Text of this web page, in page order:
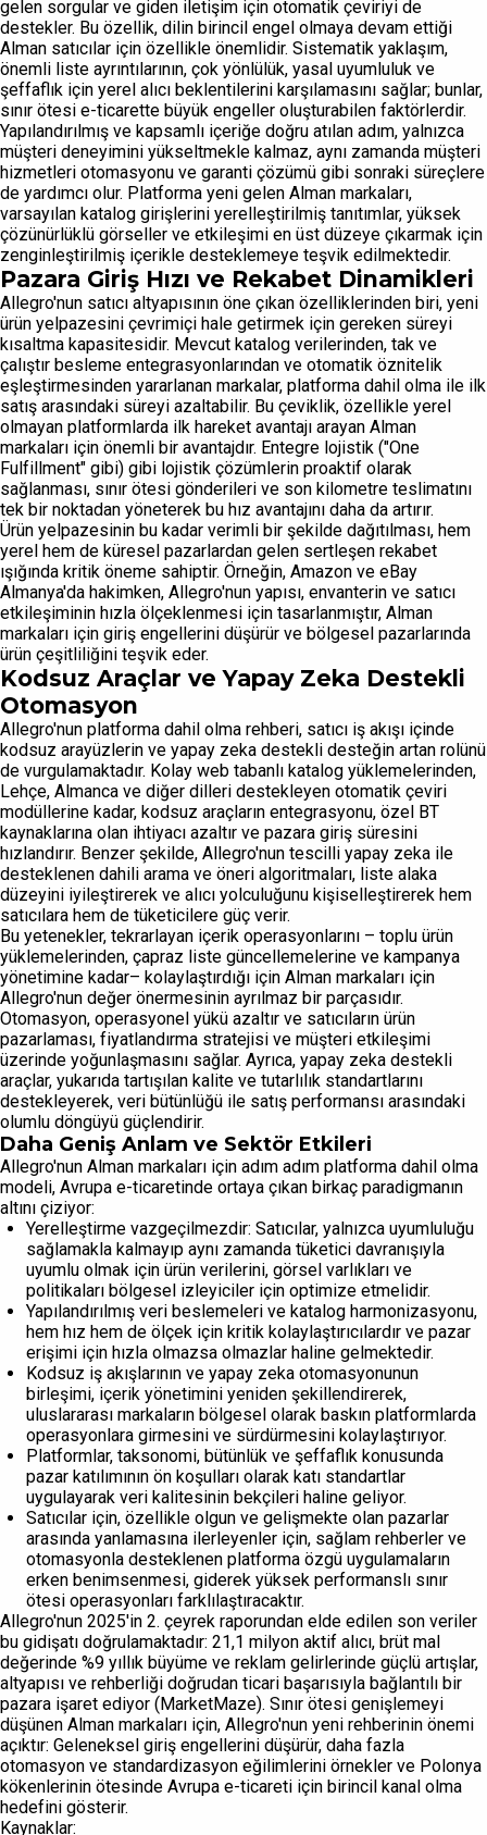
gelen sorgular ve giden iletişim için otomatik çeviriyi de
destekler. Bu özellik, dilin birincil engel olmaya devam ettiği
Alman satıcılar için özellikle önemlidir. Sistematik yaklaşım,
önemli liste ayrıntılarının, çok yönlülük, yasal uyumluluk ve
şeffaflık için yerel alıcı beklentilerini karşılamasını sağlar; bunlar,
sınır ötesi e-ticarette büyük engeller oluşturabilen faktörlerdir.
Yapılandırılmış ve kapsamlı içeriğe doğru atılan adım, yalnızca
müşteri deneyimini yükseltmekle kalmaz, aynı zamanda müşteri
hizmetleri otomasyonu ve garanti çözümü gibi sonraki süreçlere
de yardımcı olur. Platforma yeni gelen Alman markaları,
varsayılan katalog girişlerini yerelleştirilmiş tanıtımlar, yüksek
çözünürlüklü görseller ve etkileşimi en üst düzeye çıkarmak için
zenginleştirilmiş içerikle desteklemeye teşvik edilmektedir.
Pazara Giriş Hızı ve Rekabet Dinamikleri
Allegro'nun satıcı altyapısının öne çıkan özelliklerinden biri, yeni
ürün yelpazesini çevrimiçi hale getirmek için gereken süreyi
kısaltma kapasitesidir. Mevcut katalog verilerinden, tak ve
çalıştır besleme entegrasyonlarından ve otomatik öznitelik
eşleştirmesinden yararlanan markalar, platforma dahil olma ile ilk
satış arasındaki süreyi azaltabilir. Bu çeviklik, özellikle yerel
olmayan platformlarda ilk hareket avantajı arayan Alman
markaları için önemli bir avantajdır. Entegre lojistik ("One
Fulfillment" gibi) gibi lojistik çözümlerin proaktif olarak
sağlanması, sınır ötesi gönderileri ve son kilometre teslimatını
tek bir noktadan yöneterek bu hız avantajını daha da artırır.
Ürün yelpazesinin bu kadar verimli bir şekilde dağıtılması, hem
yerel hem de küresel pazarlardan gelen sertleşen rekabet
ışığında kritik öneme sahiptir. Örneğin, Amazon ve eBay
Almanya'da hakimken, Allegro'nun yapısı, envanterin ve satıcı
etkileşiminin hızla ölçeklenmesi için tasarlanmıştır, Alman
markaları için giriş engellerini düşürür ve bölgesel pazarlarında
ürün çeşitliliğini teşvik eder.
Kodsuz Araçlar ve Yapay Zeka Destekli
Otomasyon
Allegro'nun platforma dahil olma rehberi, satıcı iş akışı içinde
kodsuz arayüzlerin ve yapay zeka destekli desteğin artan rolünü
de vurgulamaktadır. Kolay web tabanlı katalog yüklemelerinden,
Lehçe, Almanca ve diğer dilleri destekleyen otomatik çeviri
modüllerine kadar, kodsuz araçların entegrasyonu, özel BT
kaynaklarına olan ihtiyacı azaltır ve pazara giriş süresini
hızlandırır. Benzer şekilde, Allegro'nun tescilli yapay zeka ile
desteklenen dahili arama ve öneri algoritmaları, liste alaka
düzeyini iyileştirerek ve alıcı yolculuğunu kişiselleştirerek hem
satıcılara hem de tüketicilere güç verir.
Bu yetenekler, tekrarlayan içerik operasyonlarını – toplu ürün
yüklemelerinden, çapraz liste güncellemelerine ve kampanya
yönetimine kadar– kolaylaştırdığı için Alman markaları için
Allegro'nun değer önermesinin ayrılmaz bir parçasıdır.
Otomasyon, operasyonel yükü azaltır ve satıcıların ürün
pazarlaması, fiyatlandırma stratejisi ve müşteri etkileşimi
üzerinde yoğunlaşmasını sağlar. Ayrıca, yapay zeka destekli
araçlar, yukarıda tartışılan kalite ve tutarlılık standartlarını
destekleyerek, veri bütünlüğü ile satış performansı arasındaki
olumlu döngüyü güçlendirir.
Daha Geniş Anlam ve Sektör Etkileri
Allegro'nun Alman markaları için adım adım platforma dahil olma
modeli, Avrupa e-ticaretinde ortaya çıkan birkaç paradigmanın
altını çiziyor:
Yerelleştirme vazgeçilmezdir: Satıcılar, yalnızca uyumluluğu
sağlamakla kalmayıp aynı zamanda tüketici davranışıyla
uyumlu olmak için ürün verilerini, görsel varlıkları ve
politikaları bölgesel izleyiciler için optimize etmelidir.
Yapılandırılmış veri beslemeleri ve katalog harmonizasyonu,
hem hız hem de ölçek için kritik kolaylaştırıcılardır ve pazar
erişimi için hızla olmazsa olmazlar haline gelmektedir.
Kodsuz iş akışlarının ve yapay zeka otomasyonunun
birleşimi, içerik yönetimini yeniden şekillendirerek,
uluslararası markaların bölgesel olarak baskın platformlarda
operasyonlara girmesini ve sürdürmesini kolaylaştırıyor.
Platformlar, taksonomi, bütünlük ve şeffaflık konusunda
pazar katılımının ön koşulları olarak katı standartlar
uygulayarak veri kalitesinin bekçileri haline geliyor.
Satıcılar için, özellikle olgun ve gelişmekte olan pazarlar
arasında yanlamasına ilerleyenler için, sağlam rehberler ve
otomasyonla desteklenen platforma özgü uygulamaların
erken benimsenmesi, giderek yüksek performanslı sınır
ötesi operasyonları farklılaştıracaktır.
Allegro'nun 2025'in 2. çeyrek raporundan elde edilen son veriler
bu gidişatı doğrulamaktadır: 21,1 milyon aktif alıcı, brüt mal
değerinde %9 yıllık büyüme ve reklam gelirlerinde güçlü artışlar,
altyapısı ve rehberliği doğrudan ticari başarısıyla bağlantılı bir
pazara işaret ediyor (MarketMaze). Sınır ötesi genişlemeyi
düşünen Alman markaları için, Allegro'nun yeni rehberinin önemi
açıktır: Geleneksel giriş engellerini düşürür, daha fazla
otomasyon ve standardizasyon eğilimlerini örnekler ve Polonya
kökenlerinin ötesinde Avrupa e-ticareti için birincil kanal olma
hedefini gösterir.
Kaynaklar: